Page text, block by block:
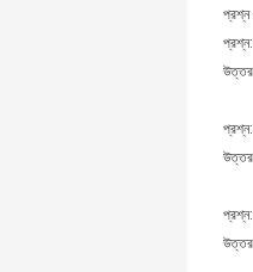
প্রশ্ন:
উত্তর: